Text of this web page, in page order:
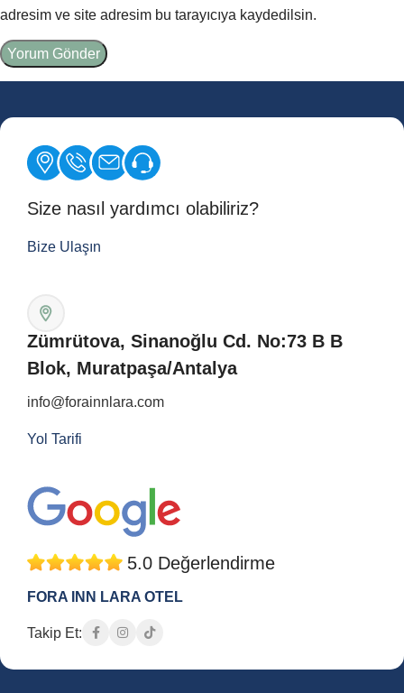
adresim ve site adresim bu tarayıcıya kaydedilsin.
Size nasıl yardımcı olabiliriz?
Bize Ulaşın
Zümrütova, Sinanoğlu Cd. No:73 B B
Blok, Muratpaşa/Antalya
info@forainnlara.com
Yol Tarifi
5.0 Değerlendirme
FORA INN LARA OTEL
Takip Et: